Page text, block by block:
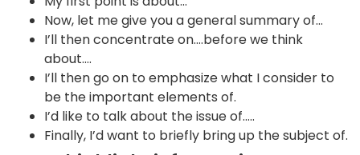
Now, let me give you a general summary of…
I’ll then concentrate on….before we think
about….
I’ll then go on to emphasize what I consider to
be the important elements of.
I’d like to talk about the issue of…..
Finally, I’d want to briefly bring up the subject of.